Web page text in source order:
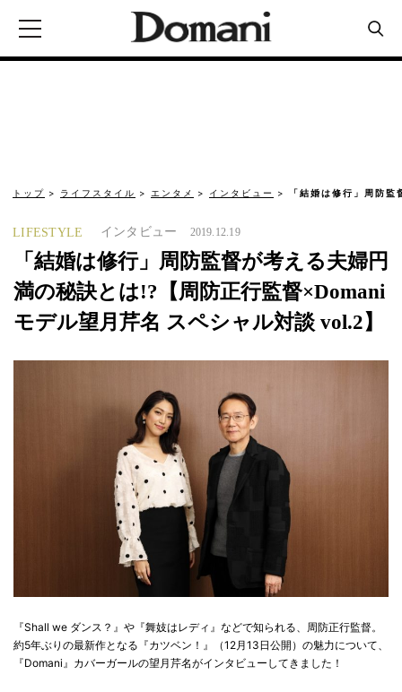
トップ ライフスタイル エンタメ インタビュー 「結婚は修行」周防
LIFESTYLE インタビュー 2019.12.19
「結婚は修行」周防監督が考える夫婦円
満の秘訣とは!?【周防正行監督×Domani
モデル望月芹名 スペシャル対談 vol.2】
『Shall we ダンス？』や『舞妓はレディ』などで知られる、周防正行監督。
約5年ぶりの最新作となる『カツベン！』（12月13日公開）の魅力について、
『Domani』カバーガールの望月芹名がインタビューしてきました！